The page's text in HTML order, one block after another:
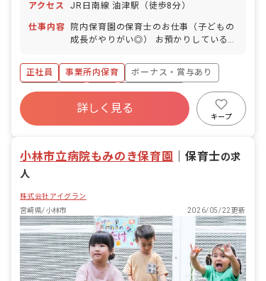
日（週1日または4週4日以上の休日を付
与）
アクセス JR日南線 油津駅（徒歩8分）
仕事内容
院内保育園の保育士のお仕事（子どもの
成長がやりがい◎） お預かりしている子
食事・睡眠・排泄・清潔・衣類の着脱等
・集団生活を通じた社会性の装着 ・行事
の計画・実行、お知らせの作成
正社員 事業所内保育
ボーナス・賞与あり
社会保険完備
有給
福利厚生充実
昇給昇進あり
産休育休制度
詳しく見る
キープ
小林市立病院もみのき保育園 保育士の求
人
株式会社アイグラン
宮崎県/小林市
2026/05/22更新